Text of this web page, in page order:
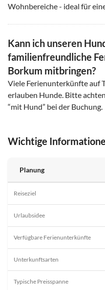
Wohnbereiche - ideal für
Kann ich unseren
familienfreundliche
Borkum mitbringen?
Viele Ferienunterkünfte auf
erlauben Hunde. Bitte
“mit Hund” bei der Buchung.
Wichtige
Planung
Reiseziel
Urlaubsidee
Verfügbare Ferienunterkünfte
Unterkunftsarten
Typische Preisspanne